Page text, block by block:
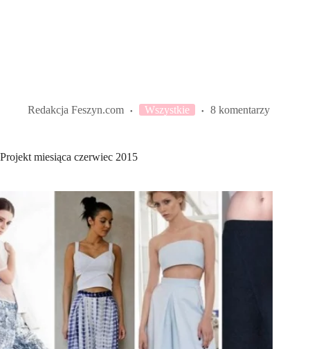
Redakcja Feszyn.com Wszystkie 8 komentarzy
Projekt miesiąca czerwiec 2015